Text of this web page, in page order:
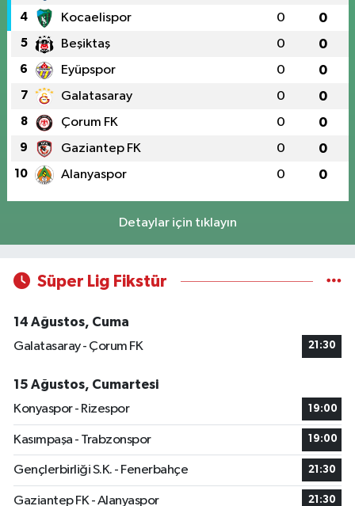
4 Kocaelispor 0 0
5 Beşiktaş 0 0
6 Eyüpspor 0 0
7 Galatasaray 0 0
8 Çorum FK 0 0
9 Gaziantep FK 0 0
10 Alanyaspor 0 0
Detaylar için tıklayın
Süper Lig Fikstür
14 Ağustos, Cuma
Galatasaray - Çorum FK
21:30
15 Ağustos, Cumartesi
Konyaspor - Rizespor
19:00
Kasımpaşa - Trabzonspor 19:00
Gençlerbirliği S.K. - Fenerbahçe 21:30
Gaziantep FK - Alanyaspor 21:30